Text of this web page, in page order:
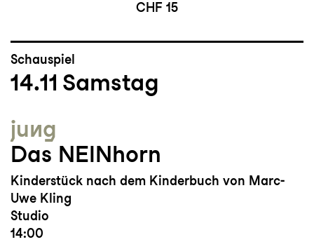
CHF 15
Schauspiel
14.11 Samstag
jung
Das NEINhorn
Kinderstück nach dem Kinderbuch von Marc-
Uwe Kling
Studio
14:00